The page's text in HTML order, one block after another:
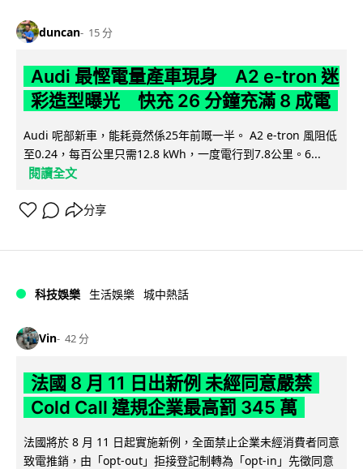
duncan 15 分
Audi 最慳電量產車現身 A2 e-tron 迷
彩造型曝光 快充 26 分鐘充滿 8 成電
Audi 呢部新車，能耗竟然係25年前嘅一半。 A2 e-tron 風阻低
至0.24，每百公里只需12.8 kWh，一度電行到7.8公里。6...
閱讀全文
分享
科技娛樂 生活娛樂 城中熱話
Vin 42 分
法國 8 月 11 日出新例 未經同意嚴禁
Cold Call 違規企業最高罰 345 萬
法國將於 8 月 11 日起實施新例，全面禁止企業未經消費者同意
致電推銷，由「opt-out」拒接登記制轉為「opt-in」先徵同意